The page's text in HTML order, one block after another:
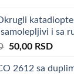
100.000,00
i sa
Original
was:
50,00 RSD
is:
2612 sa